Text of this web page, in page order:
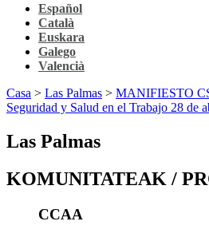
Español
Català
Euskara
Galego
Valencià
Casa > Las Palmas > MANIFIESTO
Seguridad y Salud en el Trabajo 28 de
Las Palmas
KOMUNITATEAK /
CCAA